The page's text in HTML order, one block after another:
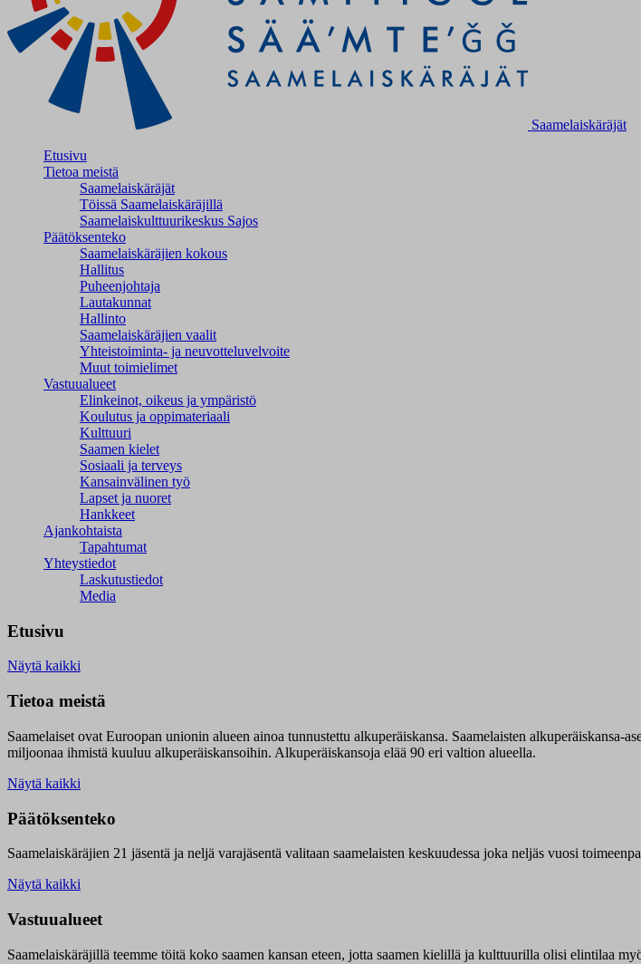
Saamelaiskäräjät
Etusivu
Tietoa meistä
Saamelaiskäräjät
Töissä Saamelaiskäräjillä
Saamelaiskulttuuri­keskus Sajos
Päätöksenteko
Saamelaiskäräjien kokous
Hallitus
Puheenjohtaja
Lautakunnat
Hallinto
Saamelaiskäräjien vaalit
Yhteistoiminta- ja neuvotteluvelvoite
Muut toimielimet
Vastuualueet
Elinkeinot, oikeus ja ympäristö
Koulutus ja oppimateriaali
Kulttuuri
Saamen kielet
Sosiaali ja terveys
Kansainvälinen työ
Lapset ja nuoret
Hankkeet
Ajankohtaista
Tapahtumat
Yhteystiedot
Laskutustiedot
Media
Etusivu
Näytä kaikki
Tietoa meistä
Saamelaiset ovat Euroopan unionin alueen ainoa tunnustettu alkuperäiskansa. Saamelaisten alkuperäiskansa-
miljoonaa ihmistä kuuluu alkuperäiskansoihin. Alkuperäiskansoja elää 90 eri valtion alueella.
Näytä kaikki
Päätöksenteko
Saamelaiskäräjien 21 jäsentä ja neljä varajäsentä valitaan saamelaisten keskuudessa joka neljäs vuosi
Näytä kaikki
Vastuualueet
Saamelaiskäräjillä teemme töitä koko saamen kansan eteen, jotta saamen kielillä ja kulttuurilla olisi elintilaa